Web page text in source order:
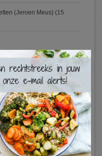
(Jeroen Meus) (15
(Colruyt)
×